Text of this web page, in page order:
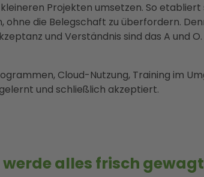
Projekten umsetzen. So etabliert
die Belegschaft zu überfordern.
und Verständnis sind das A und
Cloud-Nutzung, Training im
und schließlich akzeptiert.
werde alles frisch